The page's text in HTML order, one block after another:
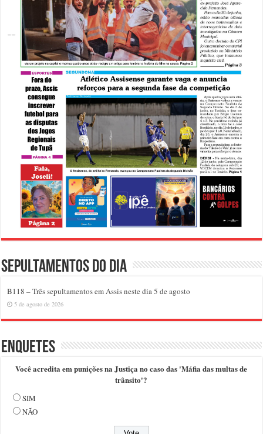
Sepultamentos do dia
B118 – Três sepultamentos em Assis neste dia 5 de agosto
5 de agosto de 2026
Enquetes
Você acredita em punições na Justiça no caso das 'Máfia das multas de
trânsito'?
SIM
NÃO